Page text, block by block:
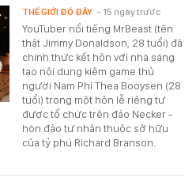
YouTuber nổi tiếng MrBeast (tên
thật Jimmy Donaldson, 28 tuổi) đã
chính thức kết hôn với nhà sáng
tạo nội dung kiêm game thủ
người Nam Phi Thea Booysen (28
tuổi) trong một hôn lễ riêng tư
được tổ chức trên đảo Necker -
hòn đảo tư nhân thuộc sở hữu
của tỷ phú Richard Branson.
THẾ GIỚI ĐÓ ĐÂY - 15 ngày trước